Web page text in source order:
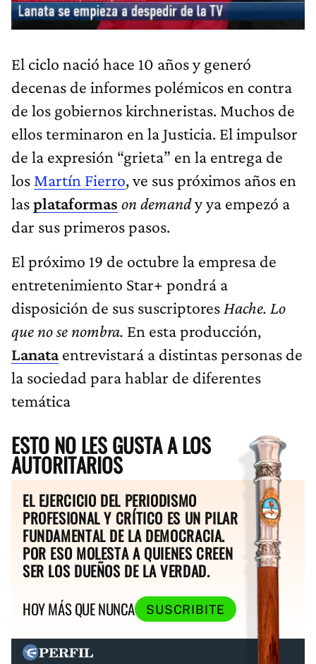
El ciclo nació hace 10 años y generó
decenas de informes polémicos en contra
de los gobiernos kirchneristas. Muchos de
ellos terminaron en la Justicia. El impulsor
de la expresión “grieta” en la entrega de
los Martín Fierro, ve sus próximos años en
lasplataformas on demandy ya empezó a
dar sus primeros pasos.
El próximo 19 de octubre la empresa de
entretenimiento Star+ pondrá a
disposición de sus suscriptores Hache. Lo
que no se nombra. En esta producción,
Lanataentrevistará a distintas personas de
la sociedad para hablar de diferentes
temática
ESTO NO LES GUSTA A LOS
AUTORITARIOS
EL EJERCICIO DEL PERIODISMO
PROFESIONAL Y CRÍTICO ES UN PILAR
FUNDAMENTAL DE LA DEMOCRACIA.
POR ESO MOLESTA A QUIENES CREEN
SER LOS DUEÑOS DE LA VERDAD.
HOY MÁS QUE NUNCA
SUSCRIBITE